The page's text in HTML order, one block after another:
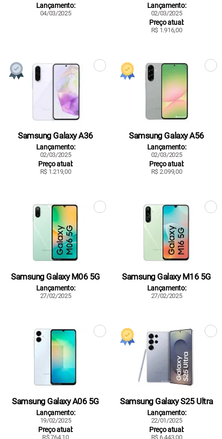
Lançamento:
04/03/2025
Lançamento:
02/03/2025
Preço atual:
R$ 1.916,00
Samsung Galaxy A36
Lançamento:
02/03/2025
Preço atual:
R$ 1.219,00
Samsung Galaxy A56
Lançamento:
02/03/2025
Preço atual:
R$ 2.099,00
Samsung Galaxy M06 5G
Lançamento:
27/02/2025
Samsung Galaxy M16 5G
Lançamento:
27/02/2025
Samsung Galaxy A06 5G
Lançamento:
19/02/2025
Preço atual:
R$ 764,10
Samsung Galaxy S25 Ultra
Lançamento:
22/01/2025
Preço atual:
R$ 6.443,00